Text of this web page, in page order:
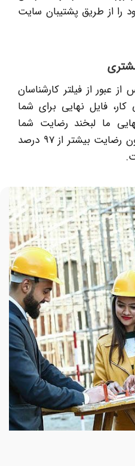
را از طریق پشتیبان سایت
عبور از فیلتر کارشناسان
فایل نهایی برای شما
ما لبخند رضایت شما
کاربران محترم است که تاکنون رضایت بیشتر از 97 درصد